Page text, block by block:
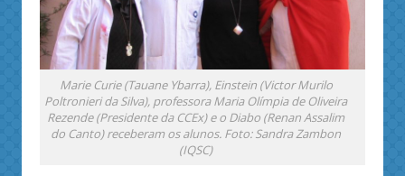
Marie Curie (Tauane Ybarra), Einstein (Victor Murilo
Poltronieri da Silva), professora Maria Olímpia de Oliveira
Rezende (Presidente da CCEx) e o Diabo (Renan Assalim
do Canto) receberam os alunos. Foto: Sandra Zambon
(IQSC)